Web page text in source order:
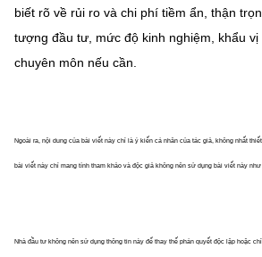
biết rõ về rủi ro và chi phí tiềm ẩn, thận
tượng đầu tư, mức độ kinh nghiệm, khẩu
chuyên môn nếu cần.
Ngoài ra, nội dung của bài viết này chỉ là ý kiến cá nhân của tác giả, không nhất
bài viết này chỉ mang tính tham khảo và độc giả không nên sử dụng bài viết này
Nhà đầu tư không nên sử dụng thông tin này để thay thế phán quyết độc lập hoặc